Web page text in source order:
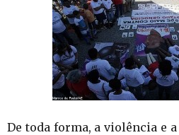
De toda forma, a violência e